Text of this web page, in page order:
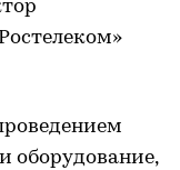
оборудование,